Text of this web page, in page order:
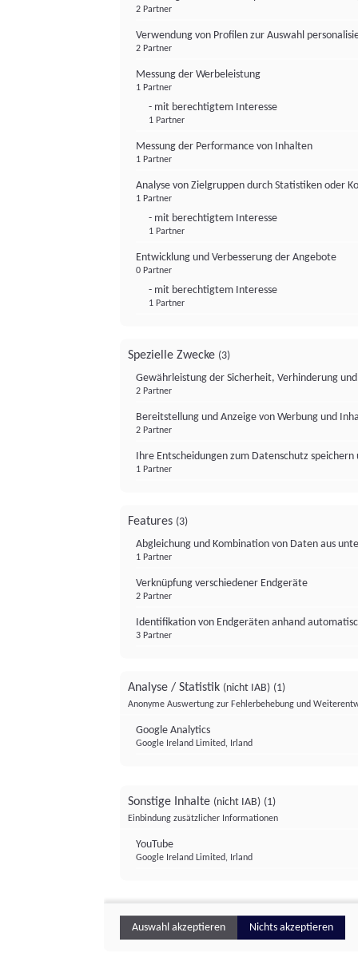
2 Partner
Verwendung von Profilen zur Auswahl
2 Partner
Messung der Werbeleistung
1 Partner
- mit berechtigtem Interesse
1 Partner
Messung der Performance von Inhalten
1 Partner
Analyse von Zielgruppen durch Statistiken oder
1 Partner
- mit berechtigtem Interesse
1 Partner
Entwicklung und Verbesserung der Angebote
0 Partner
- mit berechtigtem Interesse
1 Partner
Spezielle Zwecke (3)
Gewährleistung der Sicherheit, Verhinderung
2 Partner
Bereitstellung und Anzeige von Werbung und
2 Partner
Ihre Entscheidungen zum Datenschutz
1 Partner
Features (3)
Abgleichung und Kombination von Daten aus
1 Partner
Verknüpfung verschiedener Endgeräte
2 Partner
Identifikation von Endgeräten anhand
3 Partner
Analyse / Statistik (nicht IAB) (1)
Anonyme Auswertung zur Fehlerbehebung und
Google Analytics
Google Ireland Limited, Irland
Sonstige Inhalte (nicht IAB) (1)
Einbindung zusätzlicher Informationen
YouTube
Google Ireland Limited, Irland
Auswahl akzeptieren Nichts akzeptieren